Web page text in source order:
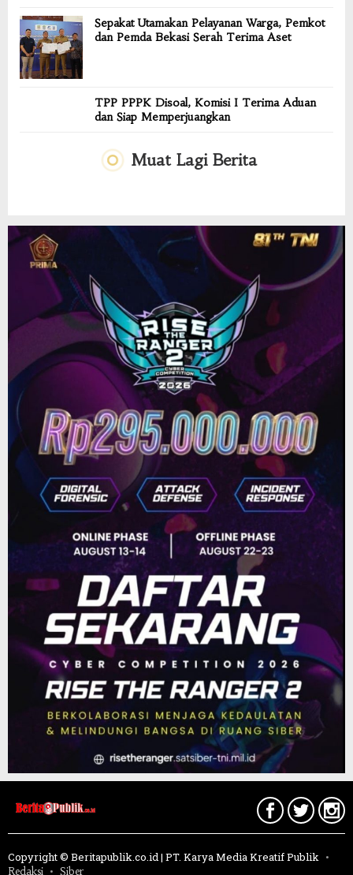
Sepakat Utamakan Pelayanan Warga, Pemkot
dan Pemda Bekasi Serah Terima Aset
TPP PPPK Disoal, Komisi I Terima Aduan
dan Siap Memperjuangkan
Muat Lagi Berita
Copyright © Beritapublik.co.id | PT. Karya Media Kreatif Publik
Redaksi Siber